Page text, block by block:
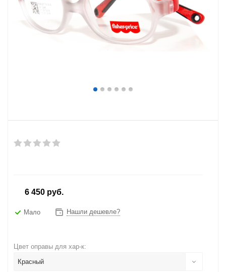
6 450 руб.
Мало Нашли дешевле?
Цвет оправы для хар-к:
Красный